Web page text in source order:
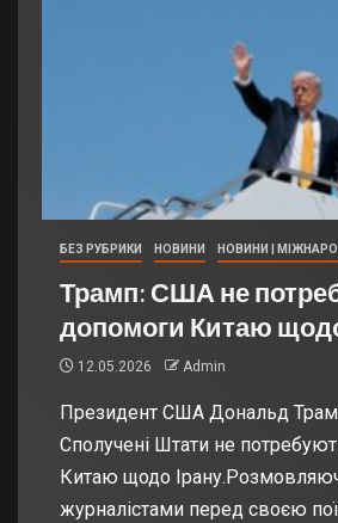
БЕЗ РУБРИКИ НОВИНИ НОВИНИ |
Трамп: США не
допомоги Китаю
12.05.2026 Admin
Президент США Дональд
Сполучені Штати не
Китаю щодо
журналістами перед своєю